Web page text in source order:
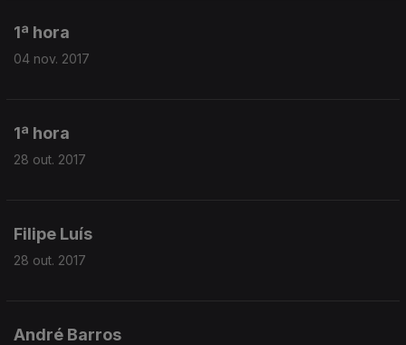
1ª hora
04 nov. 2017
1ª hora
28 out. 2017
Filipe Luís
28 out. 2017
André Barros